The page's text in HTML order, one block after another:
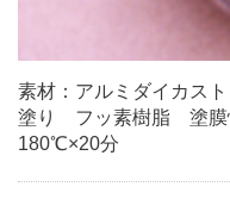
素材：アルミダイカス
塗り フッ素樹脂 塗膜
180℃×20分